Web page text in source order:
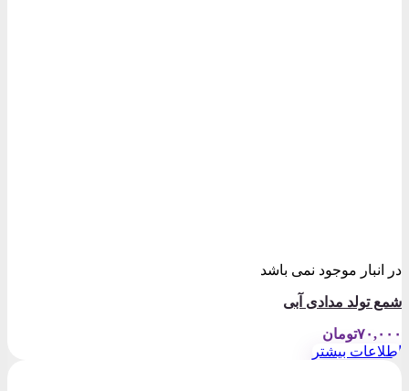
در انبار موجود نمی باشد
شمع تولد مدادی آبی
۷۰,۰۰۰تومان
اطلاعات بیشتر